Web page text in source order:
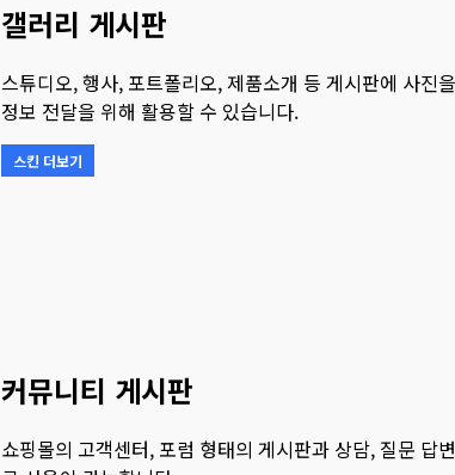
갤러리 게시판
스튜디오, 행사, 포트폴리오, 제품소개 등 게시판에 사진
정보 전달을 위해 활용할 수 있습니다.
스킨 더보기
커뮤니티 게시판
쇼핑몰의 고객센터, 포럼 형태의 게시판과 상담, 질문 답